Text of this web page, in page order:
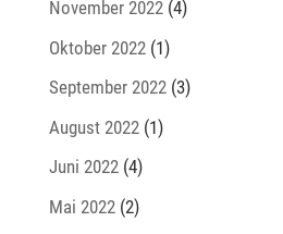
November 2022(4)
Oktober 2022(1)
September 2022(3)
August 2022(1)
Juni 2022(4)
Mai 2022(2)